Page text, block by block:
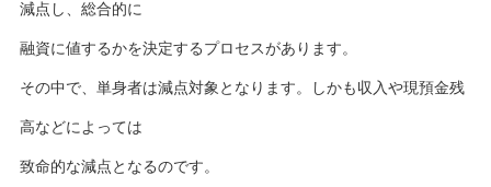
減点し、総合的に
融資に値するかを決定するプロセスがあります。
その中で、単身者は減点対象となります。しかも収入や現預金残
高などによっては
致命的な減点となるのです。